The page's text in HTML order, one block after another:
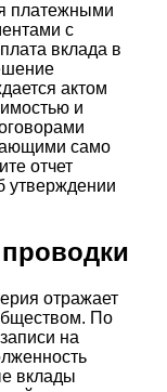
платежными
с
вклада в
актом
и
само
отчет
утверждении
проводки
отражает
По
на
вклады